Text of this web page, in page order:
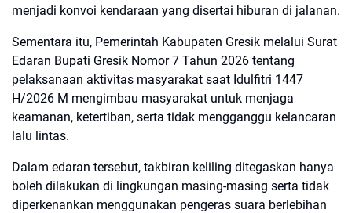
menjadi konvoi kendaraan yang disertai hiburan di jalanan.
Sementara itu, Pemerintah Kabupaten Gresik melalui Surat
Edaran Bupati Gresik Nomor 7 Tahun 2026 tentang
pelaksanaan aktivitas masyarakat saat Idulfitri 1447
H/2026 M mengimbau masyarakat untuk menjaga
keamanan, ketertiban, serta tidak mengganggu kelancaran
lalu lintas.
Dalam edaran tersebut, takbiran keliling ditegaskan hanya
boleh dilakukan di lingkungan masing-masing serta tidak
diperkenankan menggunakan pengeras suara berlebihan